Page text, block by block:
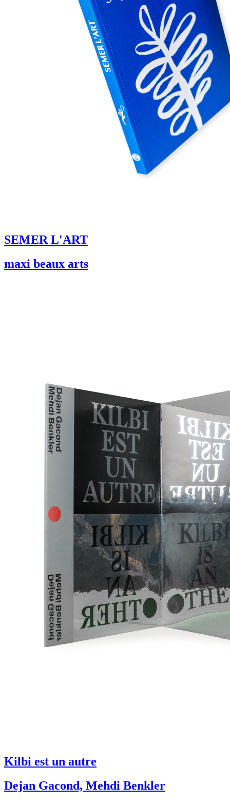
SEMER L'ART
maxi beaux arts
Kilbi est un autre
Dejan Gacond, Mehdi Benkler